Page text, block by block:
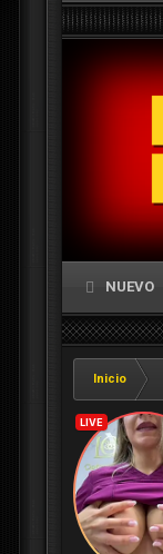
NUEVO
Inicio